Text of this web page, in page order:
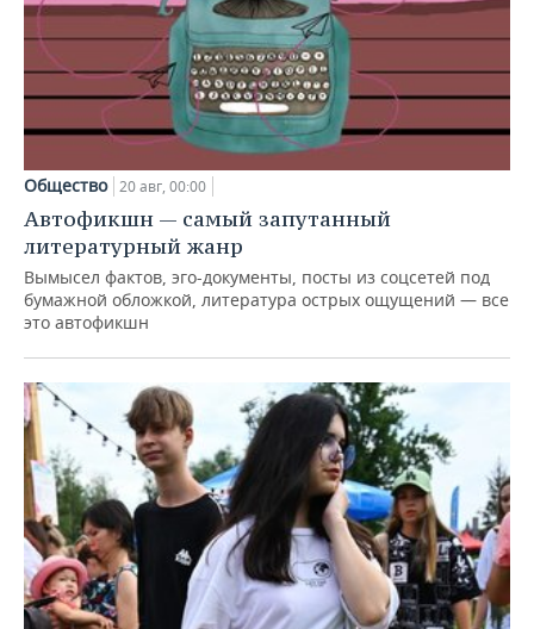
Общество 20 авг, 00:00
Автофикшн — самый запутанный
литературный жанр
Вымысел фактов, эго-документы, посты из соцсетей под
бумажной обложкой, литература острых ощущений — все
это автофикшн